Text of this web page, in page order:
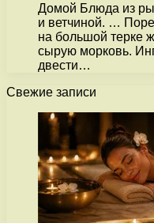
Домой Блюда из
и ветчиной. …
на большой терке
сырую морковь.
двести…
Свежие записи